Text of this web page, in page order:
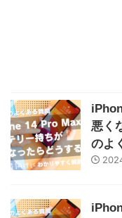
悪く
のよ